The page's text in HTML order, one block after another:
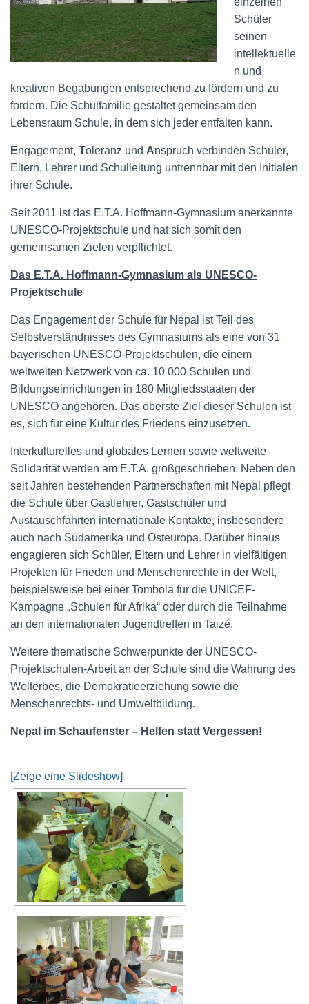
Schüler
seinen
intellektuelle
n und
kreativen Begabungen entsprechend zu fördern und zu
fordern. Die Schulfamilie gestaltet gemeinsam den
Lebensraum Schule, in dem sich jeder entfalten kann.
Engagement, Toleranz und Anspruch verbinden Schüler,
Eltern, Lehrer und Schulleitung untrennbar mit den Initialen
ihrer Schule.
Seit 2011 ist das E.T.A. Hoffmann-Gymnasium anerkannte
UNESCO-Projektschule und hat sich somit den
gemeinsamen Zielen verpflichtet.
Das E.T.A. Hoffmann-Gymnasium als UNESCO-
Projektschule
Das Engagement der Schule für Nepal ist Teil des
Selbstverständnisses des Gymnasiums als eine von 31
bayerischen UNESCO-Projektschulen, die einem
weltweiten Netzwerk von ca. 10 000 Schulen und
Bildungseinrichtungen in 180 Mitgliedsstaaten der
UNESCO angehören. Das oberste Ziel dieser Schulen ist
es, sich für eine Kultur des Friedens einzusetzen.
Interkulturelles und globales Lernen sowie weltweite
Solidarität werden am E.T.A. großgeschrieben. Neben den
seit Jahren bestehenden Partnerschaften mit Nepal pflegt
die Schule über Gastlehrer, Gastschüler und
Austauschfahrten internationale Kontakte, insbesondere
auch nach Südamerika und Osteuropa. Darüber hinaus
engagieren sich Schüler, Eltern und Lehrer in vielfältigen
Projekten für Frieden und Menschenrechte in der Welt,
beispielsweise bei einer Tombola für die UNICEF-
Kampagne „Schulen für Afrika“ oder durch die Teilnahme
an den internationalen Jugendtreffen in Taizé.
Weitere thematische Schwerpunkte der UNESCO-
Projektschulen-Arbeit an der Schule sind die Wahrung des
Welterbes, die Demokratieerziehung sowie die
Menschenrechts- und Umweltbildung.
Nepal im Schaufenster – Helfen statt Vergessen!
[Zeige eine Slideshow]